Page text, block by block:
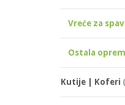
Vreće za
Ostala
Kutije | Koferi